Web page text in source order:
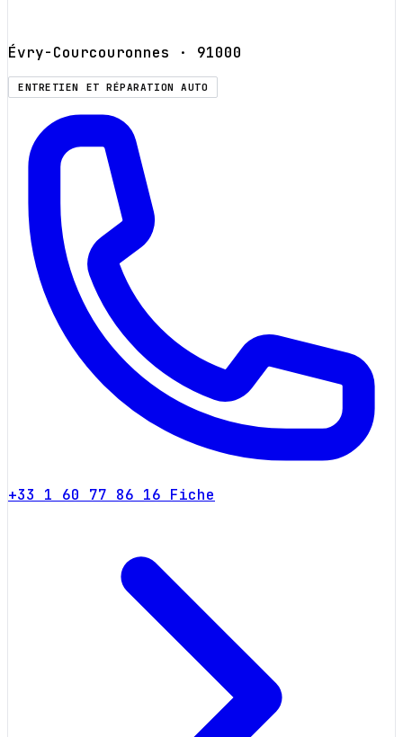
Évry-Courcouronnes · 91000
ENTRETIEN ET RÉPARATION AUTO
+33 1 60 77 86 16 Fiche